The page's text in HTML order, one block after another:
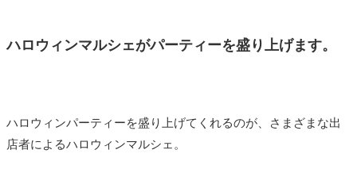
ハロウィンマルシェがパーティーを盛り上げます。
ハロウィンパーティーを盛り上げてくれるのが、さまざまな出
店者によるハロウィンマルシェ。